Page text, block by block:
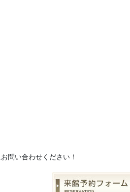
問い合わせください！